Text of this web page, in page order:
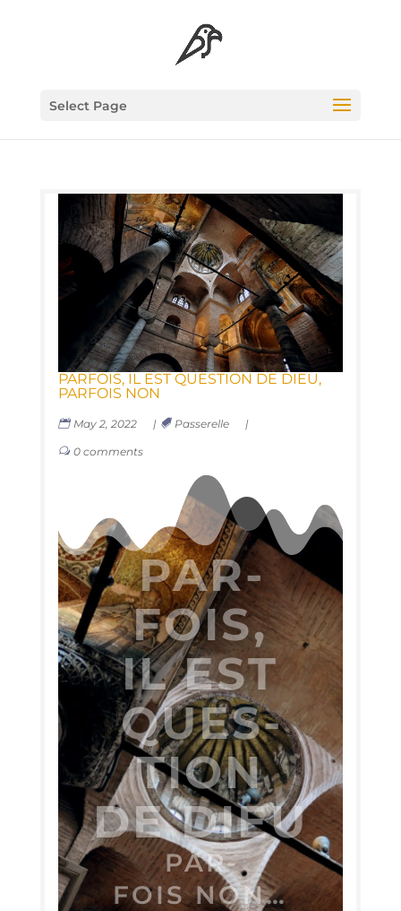
Select Page
PAR­FOIS, IL EST QUES­TION DE DIEU,
PAR­FOIS NON
May 2, 2022 | Passerelle |
0 comments
PAR­
FOIS,
IL EST
QUES­
TION
DE DIEU
PAR­
FOIS NON…